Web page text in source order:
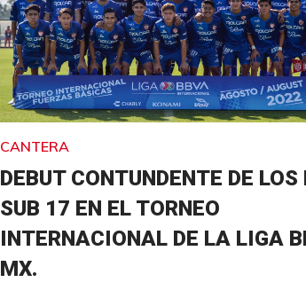
CANTERA
DEBUT CONTUNDENTE DE LOS
SUB 17 EN EL TORNEO
INTERNACIONAL DE LA LIGA
MX.